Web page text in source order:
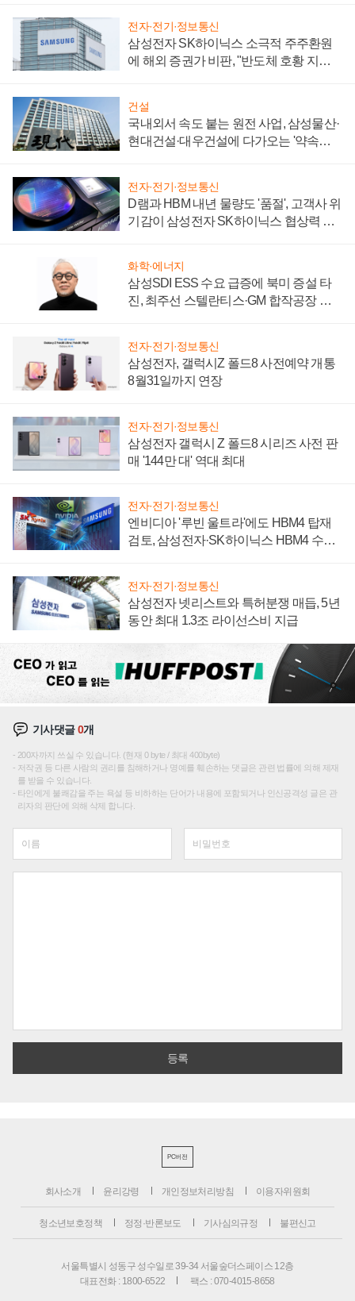
전자·전기·정보통신
삼성전자 SK하이닉스 소극적 주주환원
에 해외 증권가 비판, "반도체 호황 지속
건설
국내외서 속도 붙는 원전 사업, 삼성물산·
현대건설·대우건설에 다가오는 '약속의
전자·전기·정보통신
D램과 HBM 내년 물량도 '품절', 고객사 위
기감이 삼성전자 SK하이닉스 협상력 더
화학·에너지
삼성SDI ESS 수요 급증에 북미 증설 타
진, 최주선 스텔란티스·GM 합작공장 건
전자·전기·정보통신
삼성전자, 갤럭시Z 폴드8 사전예약 개통
8월31일까지 연장
전자·전기·정보통신
삼성전자 갤럭시 Z 폴드8 시리즈 사전 판
매 '144만 대' 역대 최대
전자·전기·정보통신
엔비디아 '루빈 울트라'에도 HBM4 탑재
검토, 삼성전자·SK하이닉스 HBM4 수율
전자·전기·정보통신
삼성전자 넷리스트와 특허분쟁 매듭, 5년
동안 최대 1.3조 라이선스비 지급
기사댓글0개
200자까지 쓰실 수 있습니다. (현재 0 byte / 최대 400byte)
저작권 등 다른 사람의 권리를 침해하거나 명예를 훼손하는 댓글은 관련 법률에 의해 제재
를 받을 수 있습니다.
타인에게 불쾌감을 주는 욕설 등 비하하는 단어가 내용에 포함되거나 인신공격성 글은 관
리자의 판단에 의해 삭제 합니다.
PC버전
회사소개 윤리강령 개인정보처리방침 이용자위원회
청소년보호정책 정정·반론보도 기사심의규정 불편신고
서울특별시 성동구 성수일로 39-34 서울숲더스페이스 12층
대표전화 : 1800-6522
팩스 : 070-4015-8658